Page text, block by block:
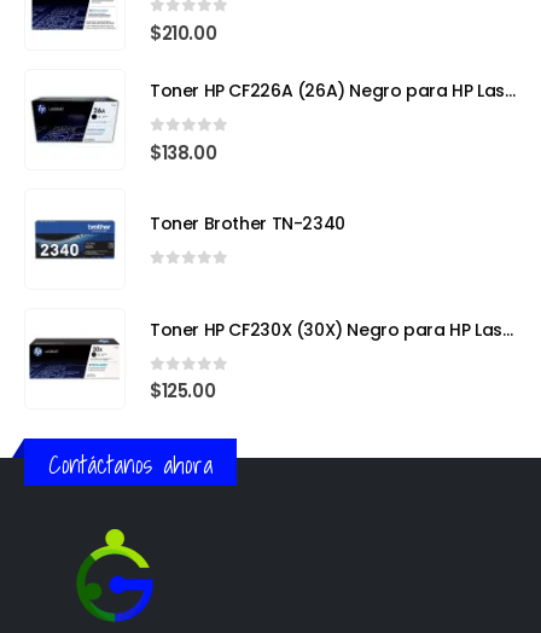
0 out of 5
$210.00
Toner HP CF226A (26A) Negro para HP LaserJet Pro M402
0out of 5
$138.00
Toner Brother TN-2340
Toner HP CF230X (30X) Negro para HP LaserJet Pro
0out of 5
$125.00
Contáctanos ahora